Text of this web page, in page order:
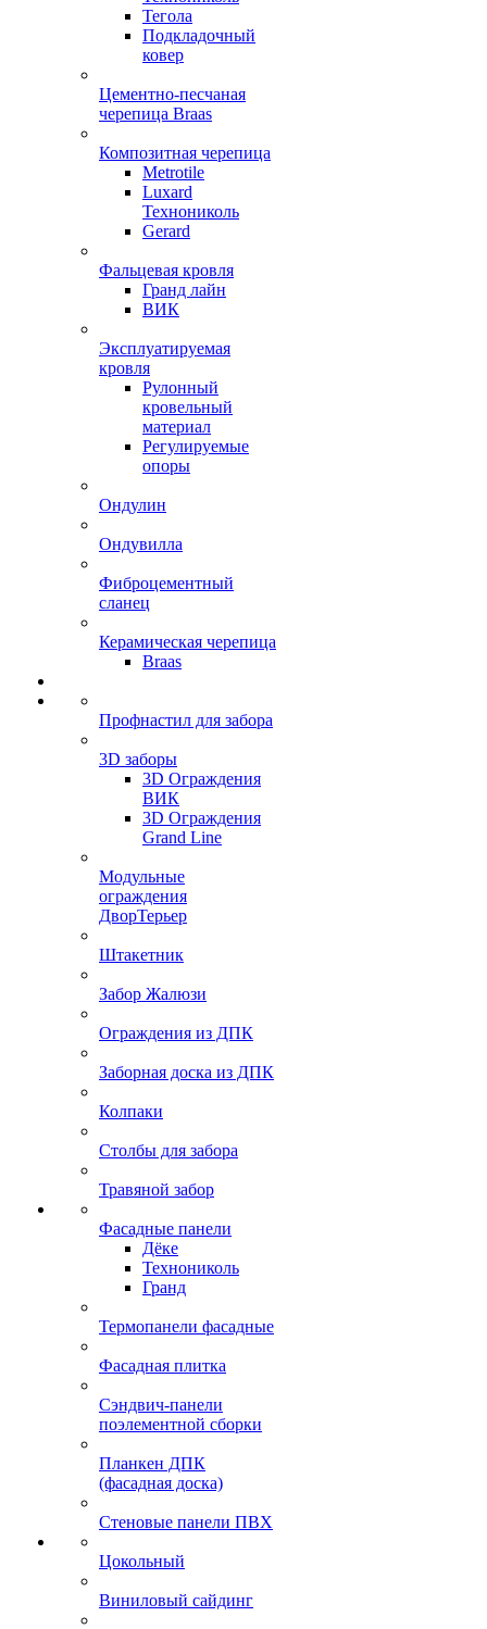
Тегола
Подкладочный
ковер
Цементно-песчаная
черепица Braas
Композитная черепица
Metrotile
Luxard
Технониколь
Gerard
Фальцевая кровля
Гранд лайн
ВИК
Эксплуатируемая
кровля
Рулонный
кровельный
материал
Регулируемые
опоры
Ондулин
Ондувилла
Фиброцементный
сланец
Керамическая черепица
Braas
Профнастил для забора
3D заборы
3D Ограждения
ВИК
3D Ограждения
Grand Line
Модульные
ограждения
ДворТерьер
Штакетник
Забор Жалюзи
Ограждения из ДПК
Заборная доска из ДПК
Колпаки
Столбы для забора
Травяной забор
Фасадные панели
Дёке
Технониколь
Гранд
Термопанели фасадные
Фасадная плитка
Сэндвич-панели
поэлементной сборки
Планкен ДПК
(фасадная доска)
Стеновые панели ПВХ
Цокольный
Виниловый сайдинг